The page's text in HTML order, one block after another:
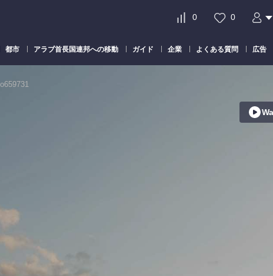
0 0
都市 アラブ首長国連邦への移動 ガイド 企業 よくある質問 広告